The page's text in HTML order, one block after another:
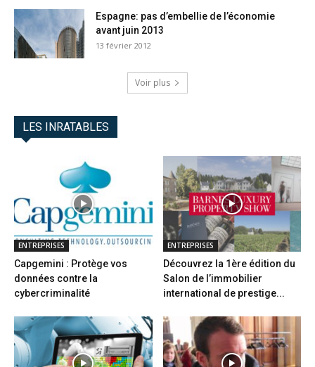
Espagne: pas d’embellie de l’économie
avant juin 2013
13 février 2012
Voir plus
LES INRATABLES
ENTREPRISES
Capgemini : Protège vos
données contre la
cybercriminalité
ENTREPRISES
Découvrez la 1ère édition du
Salon de l’immobilier
international de prestige...